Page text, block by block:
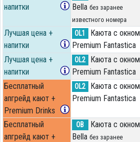
напитки
Bella без заранее
известного номера
Лучшая цена +
напитки
OL1
Каюта с окном
Premium Fantastica
Лучшая цена +
напитки
OL2
Каюта с окном
Premium Fantastica
Бесплатный
апгрейд кают +
Premium Drinks
OL2
Каюта с окном
Premium Fantastica
Бесплатный
апгрейд кают +
OB
Каюта с окном
Bella без заранее